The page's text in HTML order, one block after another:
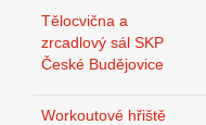
Tělocvična a
zrcadlový sál SKP
České Budějovice
Workoutové hřiště